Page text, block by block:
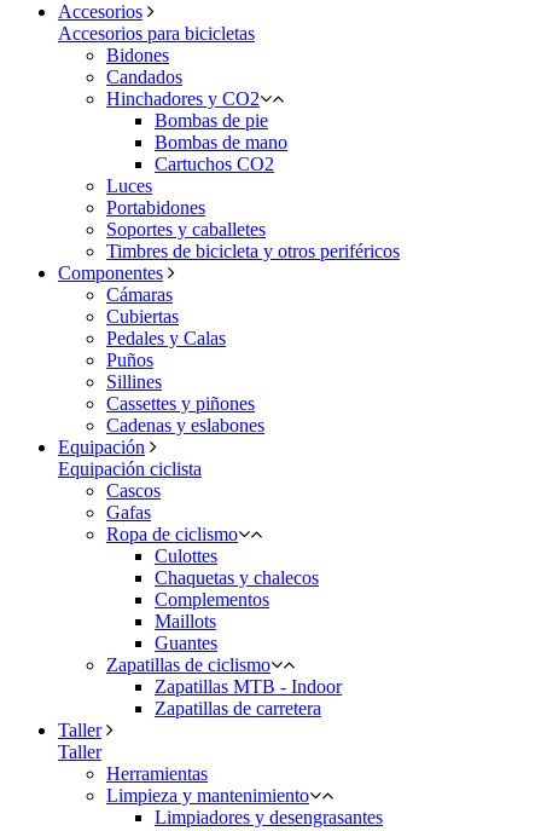
Accesorios
Accesorios para bicicletas
Bidones
Candados
Hinchadores y CO2
Bombas de pie
Bombas de mano
Cartuchos CO2
Luces
Portabidones
Soportes y caballetes
Timbres de bicicleta y otros periféricos
Componentes
Cámaras
Cubiertas
Pedales y Calas
Puños
Sillines
Cassettes y piñones
Cadenas y eslabones
Equipación
Equipación ciclista
Cascos
Gafas
Ropa de ciclismo
Culottes
Chaquetas y chalecos
Complementos
Maillots
Guantes
Zapatillas de ciclismo
Zapatillas MTB - Indoor
Zapatillas de carretera
Taller
Taller
Herramientas
Limpieza y mantenimiento
Limpiadores y desengrasantes